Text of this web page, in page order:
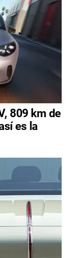
809 km de
es la